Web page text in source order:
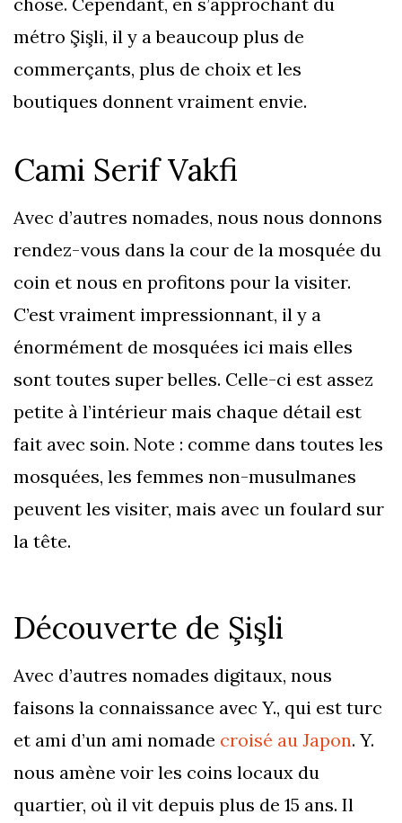
métro Şişli, il y a beaucoup plus de
commerçants, plus de choix et les
boutiques donnent vraiment envie.
Cami Serif Vakfi
Avec d’autres nomades, nous nous donnons
rendez-vous dans la cour de la mosquée du
coin et nous en profitons pour la visiter.
C’est vraiment impressionnant, il y a
énormément de mosquées ici mais elles
sont toutes super belles. Celle-ci est assez
petite à l’intérieur mais chaque détail est
fait avec soin. Note : comme dans toutes les
mosquées, les femmes non-musulmanes
peuvent les visiter, mais avec un foulard sur
la tête.
Découverte de Şişli
Avec d’autres nomades digitaux, nous
faisons la connaissance avec Y., qui est turc
et ami d’un ami nomade croisé au Japon. Y.
nous amène voir les coins locaux du
quartier, où il vit depuis plus de 15 ans. Il